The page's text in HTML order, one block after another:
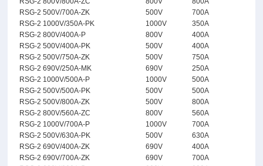
RSG-2 500V/700A-ZK
500V
700A
RSG-2 1000V/350A-PK
1000V
350A
RSG-2 800V/400A-P
800V
400A
RSG-2 500V/400A-PK
500V
400A
RSG-2 500V/750A-ZK
500V
750A
RSG-2 690V/250A-MK
690V
250A
RSG-2 1000V/500A-P
1000V
500A
RSG-2 500V/500A-PK
500V
500A
RSG-2 500V/800A-ZK
500V
800A
RSG-2 800V/560A-ZC
800V
560A
RSG-2 1000V/700A-P
1000V
700A
RSG-2 500V/630A-PK
500V
630A
RSG-2 690V/400A-ZK
690V
400A
RSG-2 690V/700A-ZK
690V
700A